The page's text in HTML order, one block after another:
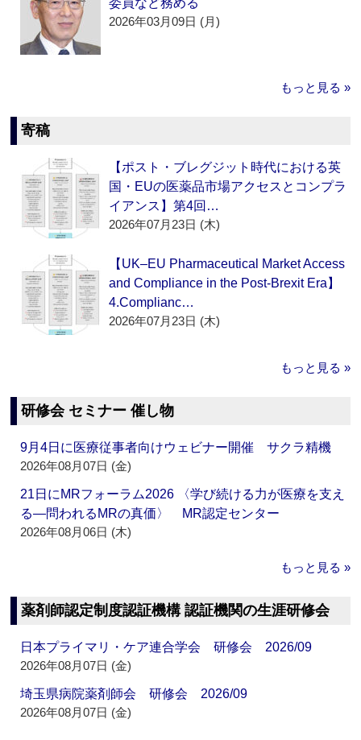
委員など務める
2026年03月09日 (月)
もっと見る »
寄稿
【ポスト・ブレグジット時代における英
国・EUの医薬品市場アクセスとコンプラ
イアンス】第4回…
2026年07月23日 (木)
【UK–EU Pharmaceutical Market Access
and Compliance in the Post-Brexit Era】
4.Complianc…
2026年07月23日 (木)
もっと見る »
研修会 セミナー 催し物
9月4日に医療従事者向けウェビナー開催 サクラ精機
2026年08月07日 (金)
21日にMRフォーラム2026 〈学び続ける力が医療を支え
る―問われるMRの真価〉 MR認定センター
2026年08月06日 (木)
もっと見る »
薬剤師認定制度認証機構 認証機関の生涯研修会
日本プライマリ・ケア連合学会 研修会 2026/09
2026年08月07日 (金)
埼玉県病院薬剤師会 研修会 2026/09
2026年08月07日 (金)